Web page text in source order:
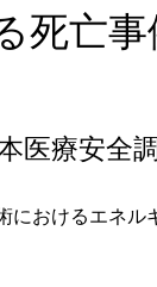
死亡
療安全調
おけるエネル